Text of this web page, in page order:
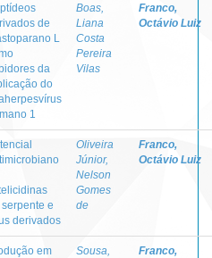
de
L
da
do
1
Boas,
Liana
Costa
Pereira
Vilas
Franco,
Octávio Luiz
e
derivados
Oliveira
Júnior,
Nelson
Gomes
de
Franco,
Octávio Luiz
em
Sousa,
Franco,